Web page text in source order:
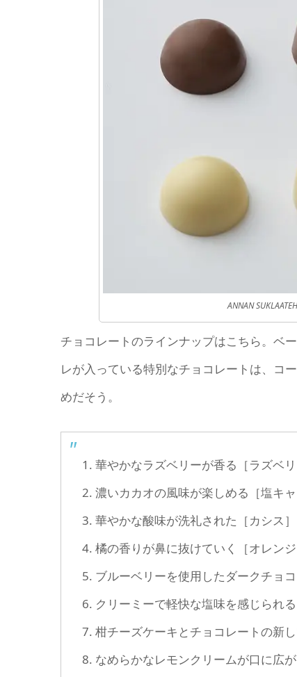
ANNAN
チョコレートのラインナップはこちら。ベ
レが入っている特別なチョコレートは、コ
めだそう。
1. 華やかなラズベリーが香る［ラズベ
2. 濃いカカオの風味が楽しめる［塩キャ
3. 華やかな酸味が洗礼された［カシス］
4. 橘の香りが鼻に抜けていく［オレンジ
5. ブルーベリーを使用したダークチョ
6. クリーミーで軽快な塩味を感じられ
7. 柑チーズケーキとチョコレートの新
8. なめらかなレモンクリームが口に広